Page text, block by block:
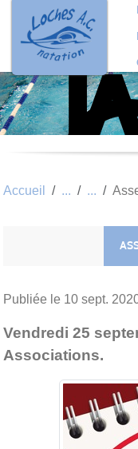
Accueil
Publiée le 10 sept.
Vendredi 25
Associations.
Panneau de gestion